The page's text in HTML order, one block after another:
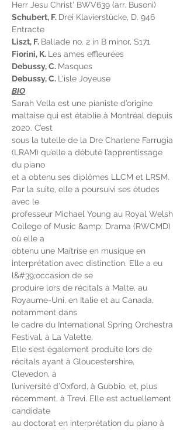
Herr Jesu Christ' BWV639 (arr. Busoni)
Schubert, F. Drei Klavierstücke, D. 946
Entracte
Liszt, F. Ballade no. 2 in B minor, S171
Fiorini, K. Les ames effleurées
Debussy, C. Masques
Debussy, C. L'isle Joyeuse
BIO
Sarah Vella est une pianiste d’origine
maltaise qui est établie à Montréal depuis
2020. C’est
sous la tutelle de la Dre Charlene Farrugia
(LRAM) qu’elle a débuté l’apprentissage
du piano
et a obtenu ses diplômes LLCM et LRSM.
Par la suite, elle a poursuivi ses études
avec le
professeur Michael Young au Royal Welsh
College of Music &amp; Drama (RWCMD)
où elle a
obtenu une Maîtrise en musique en
interprétation avec distinction. Elle a eu
l&#39;occasion de se
produire lors de récitals à Malte, au
Royaume-Uni, en Italie et au Canada,
notamment dans
le cadre du International Spring Orchestra
Festival, à La Valette.
Elle s’est également produite lors de
récitals ayant à Gloucestershire,
Clevedon, à
l’université d’Oxford, à Gubbio, et, plus
récemment, à Trevi. Elle est actuellement
candidate
au doctorat en interprétation du piano à